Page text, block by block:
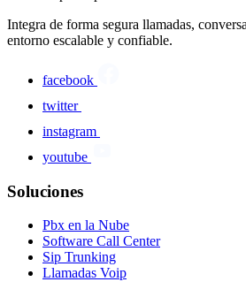
Integra de forma segura llamadas,
entorno escalable y confiable.
facebook
twitter
instagram
youtube
Soluciones
Pbx en la Nube
Software Call Center
Sip Trunking
Llamadas Voip